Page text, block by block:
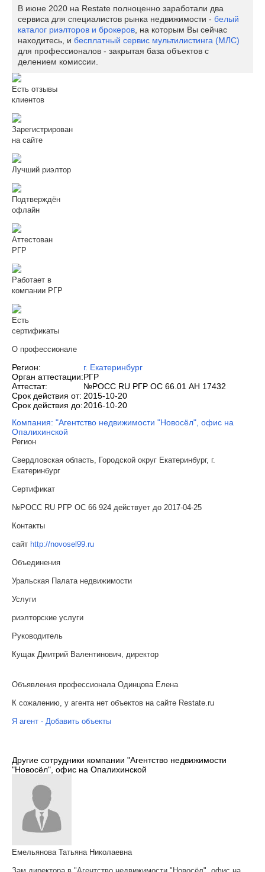
В июне 2020 на Restate полноценно заработали два
сервиса для специалистов рынка недвижимости - белый
каталог риэлторов и брокеров , на которым Вы сейчас
находитесь, и бесплатный сервис мультилистинга (МЛС)
для профессионалов - закрытая база объектов с
делением комиссии.
Есть отзывы
клиентов
Зарегистрирован
на сайте
Лучший риэлтор
Подтверждён
офлайн
Аттестован
РГР
Работает в
компании РГР
Есть
сертификаты
О профессионале
Регион:
г. Екатеринбург
Орган аттестации:РГР
Аттестат:
№РОСС RU РГР ОС 66.01 АН 17432
Срок действия от: 2015-10-20
Срок действия до:2016-10-20
Компания: "Агентство недвижимости "Новосёл", офис на
Опалихинской
Регион
Свердловская область, Городской округ Екатеринбург, г.
Екатеринбург
Сертификат
№РОСС RU РГР ОС 66 924 действует до 2017-04-25
Контакты
сайт http://novosel99.ru
Объединения
Уральская Палата недвижимости
Услуги
риэлторские услуги
Руководитель
Кущак Дмитрий Валентинович, директор
Объявления профессионала Одинцова Елена
К сожалению, у агента нет объектов на сайте Restate.ru
Я агент - Добавить объекты
Другие сотрудники компании "Агентство недвижимости
"Новосёл", офис на Опалихинской
Емельянова Татьяна Николаевна